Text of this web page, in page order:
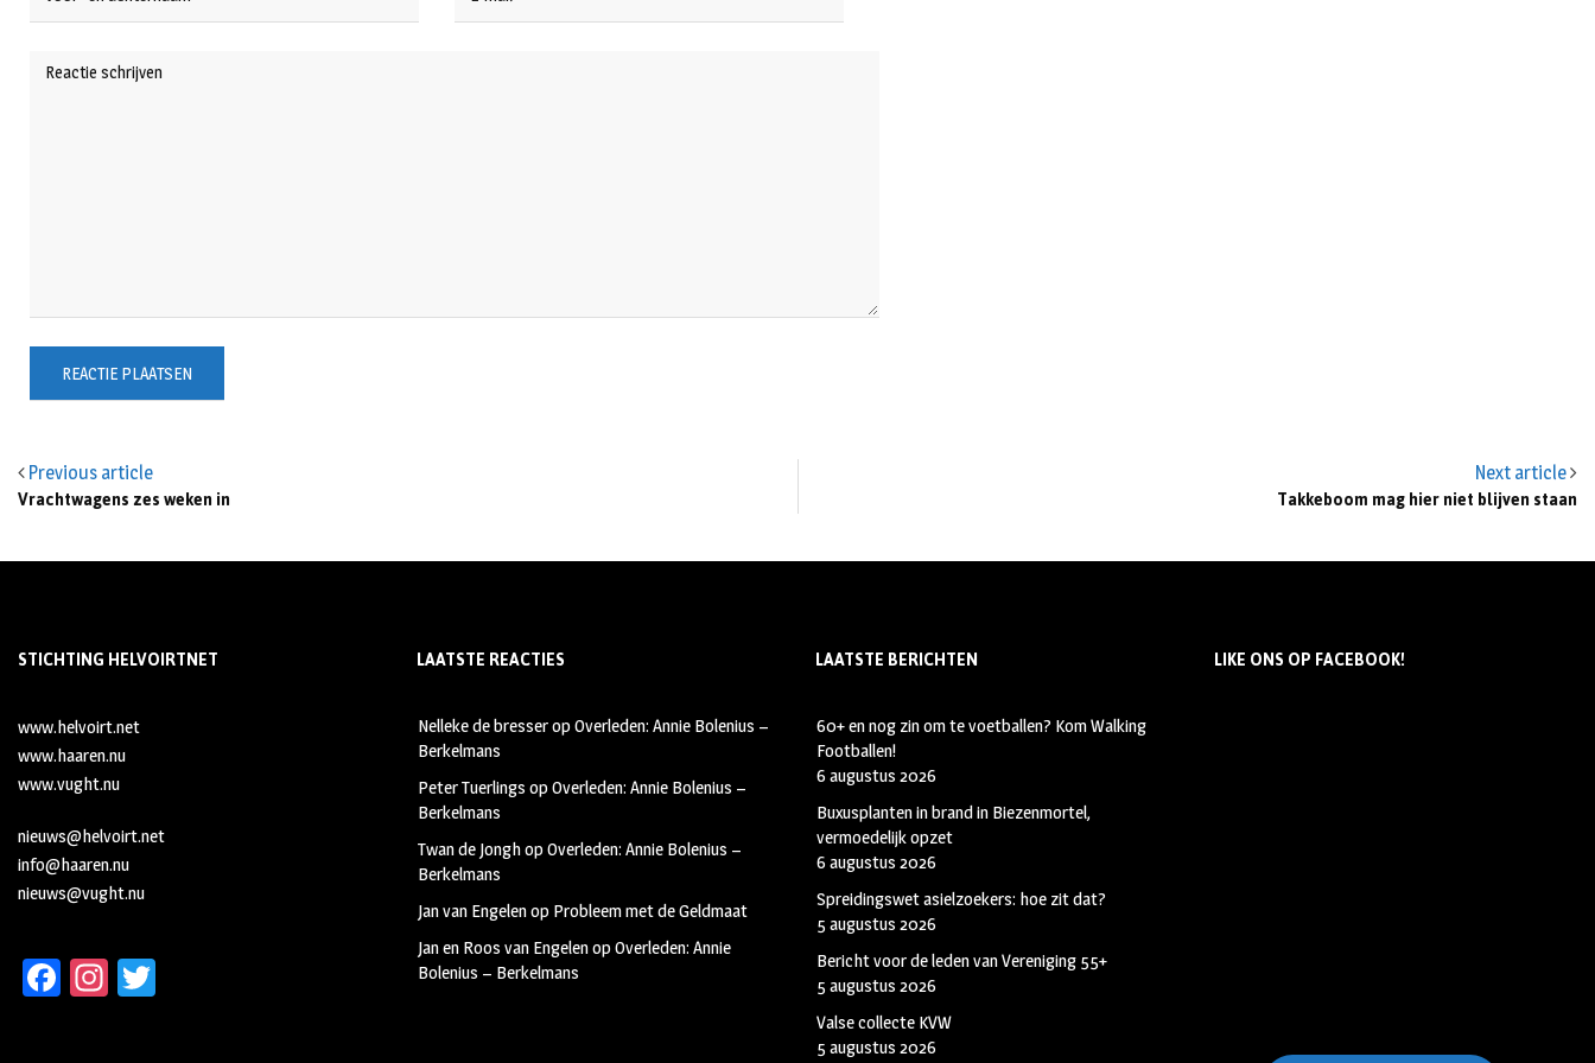
Previous article
Vrachtwagens zes weken in
Next article
Takkeboom mag hier niet blijven staan
STICHTING HELVOIRTNET
www.helvoirt.net
www.haaren.nu
www.vught.nu
nieuws@helvoirt.net
info@haaren.nu
nieuws@vught.nu
Fa In
LAATSTE REACTIES
Nelleke de bresseropOverleden: Annie Bolenius –
Berkelmans
Peter Tuerlings opOverleden: Annie Bolenius –
Berkelmans
Twan de JonghopOverleden: Annie Bolenius –
Berkelmans
Jan van Engelenop Probleem met de Geldmaat
Jan en Roos van EngelenopOverleden: Annie
Bolenius – Berkelmans
LAATSTE BERICHTEN
60+ en nog zin om te voetballen? Kom Walking
Footballen!
6 augustus 2026
Buxusplanten in brand in Biezenmortel,
vermoedelijk opzet
6 augustus 2026
Spreidingswet asielzoekers: hoe zit dat?
5 augustus 2026
Bericht voor de leden van Vereniging 55+
5 augustus 2026
Valse collecte KVW
5 augustus 2026
LIKE ONS OP FACEBOOK!